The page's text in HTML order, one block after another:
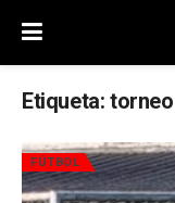
Etiqueta:
FÚTBOL